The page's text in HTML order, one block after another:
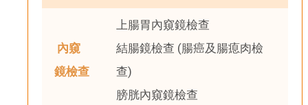
內窺
鏡檢查
上腸胃內窺鏡檢查
結腸鏡檢查 (腸癌及腸瘜肉檢
查)
膀胱內窺鏡檢查